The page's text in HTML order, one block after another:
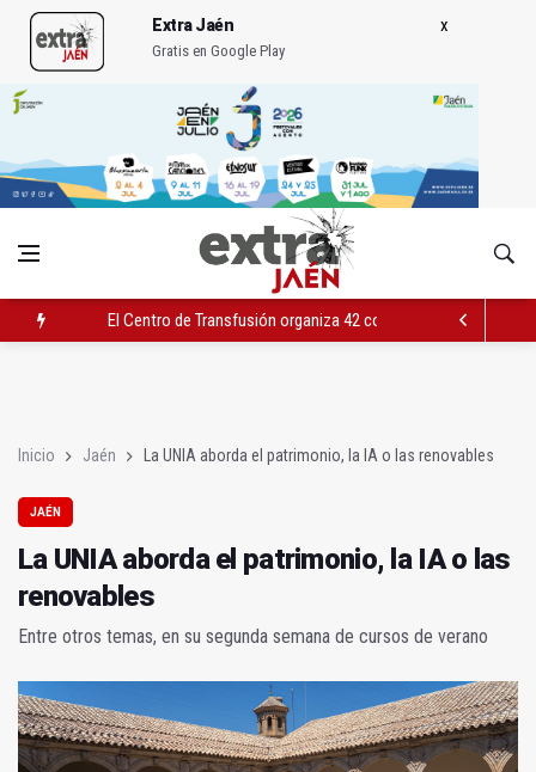
Extra Jaén
Gratis en Google Play
El Centro de Transfusión organiza 42 colectas de sangre en la
Inicio Jaén La UNIA aborda el patrimonio, la IA o las renovables
JAÉN
La UNIA aborda el patrimonio, la IA o las
renovables
Entre otros temas, en su segunda semana de cursos de verano